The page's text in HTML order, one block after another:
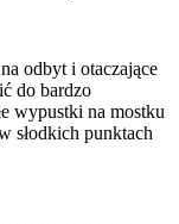
odbyt i otaczające
do bardzo
wypustki na mostku
słodkich punktach